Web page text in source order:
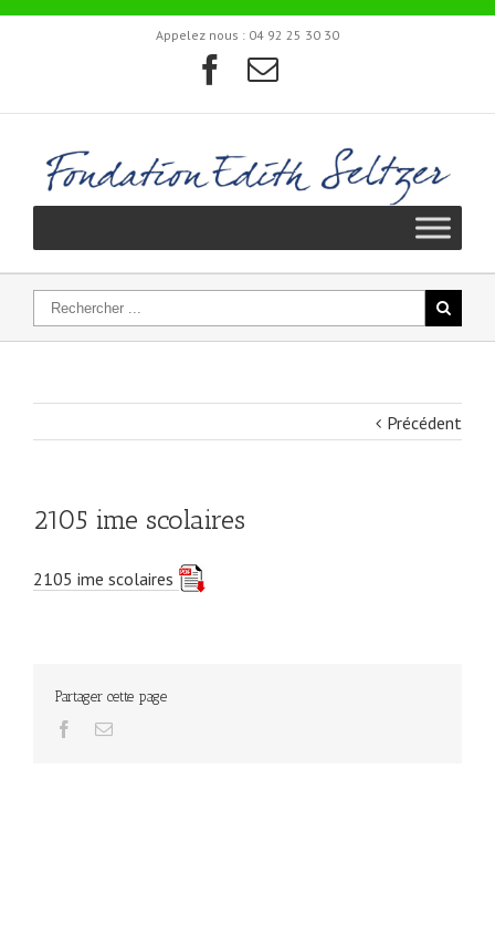
Appelez nous : 04 92 25 30 30
Précédent
2105 ime scolaires
2105 ime scolaires
Partager cette page